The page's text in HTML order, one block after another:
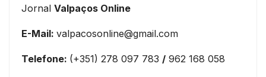
Jornal Valpaços Online
E-Mail: valpacosonline@gmail.com
Telefone: (+351) 278 097 783 / 962 168 058